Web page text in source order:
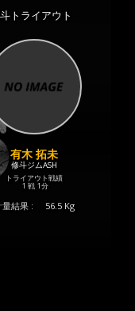
トライアウト
有木 拓未
修斗ジムASH
トライアウト戦績
1 戦 1分
量結果 : 56.5 Kg